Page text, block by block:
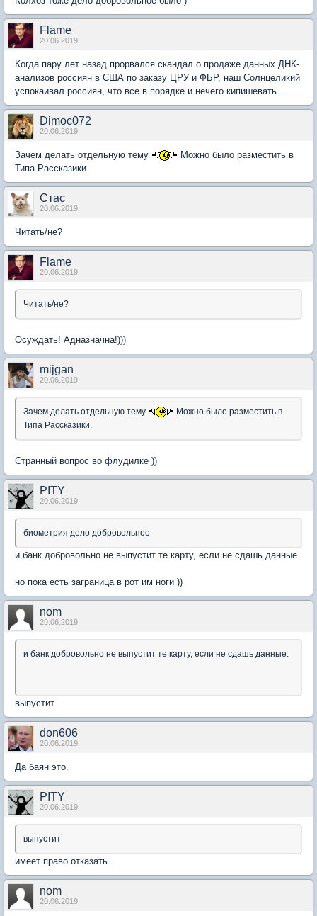
Flame
20.06.2019
Когда пару лет назад прорвался скандал о продаже данных ДНК-
анализов россиян в США по заказу ЦРУ и ФБР, наш Солнцеликий
успокаивал россиян, что все в порядке и нечего кипишевать...
Dimoc072
20.06.2019
Зачем делать отдельную тему
Можно было разместить в
Типа Рассказики.
Стас
20.06.2019
Читать/не?
Flame
20.06.2019
Читать/не?
Осуждать! Адназначна!)))
mijgan
20.06.2019
Зачем делать отдельную тему
Можно было разместить в
Типа Рассказики.
Странный вопрос во флудилке ))
PITY
20.06.2019
биометрия дело добровольное
и банк добровольно не выпустит те карту, если не сдашь данные.
но пока есть заграница в рот им ноги ))
nom
20.06.2019
и банк добровольно не выпустит те карту, если не сдашь данные.
выпустит
don606
20.06.2019
Да баян это.
PITY
20.06.2019
выпустит
имеет право отказать.
nom
20.06.2019